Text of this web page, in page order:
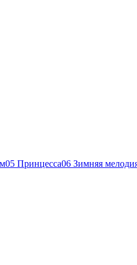
05 Принцесса06 Зимняя